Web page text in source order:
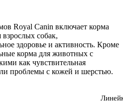
Royal Canin включает корма
собак,
здоровье и активность. Кроме
корма для животных с
как чувствительная
проблемы с кожей и шерстью.